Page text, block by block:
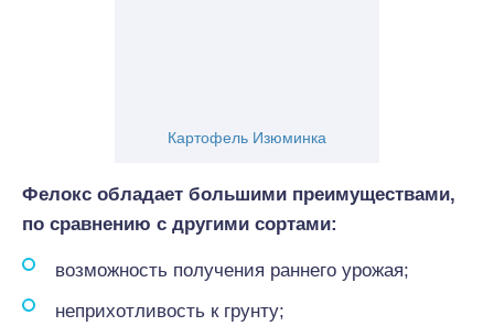
Картофель Изюминка
Фелокс обладает большими преимуществами,
по сравнению с другими сортами:
возможность получения раннего урожая;
неприхотливость к грунту;